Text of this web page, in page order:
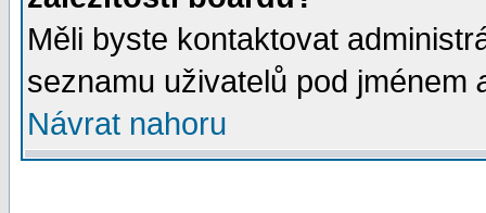
Měli byste kontaktovat
seznamu uživatelů pod jménem
Návrat nahoru